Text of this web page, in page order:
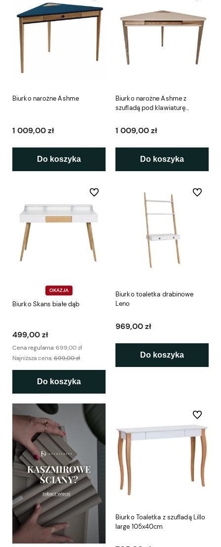
Biurko narożne Ashme
1 009,00 zł
Do koszyka
Biurko narożne Ashme z
szufladą pod klawiaturę
1 009,00 zł
Do koszyka
OKAZJA
Biurko Skans białe dąb
499,00 zł
Cena regularna:699,00 zł
Najniższa cena:699,00 zł
Do koszyka
Do ulubionych
Biurko toaletka drabinowe
Leno
969,00 zł
Do koszyka
Do
Biurko Toaletka z szufladą Lillo
large 105x40cm
Do